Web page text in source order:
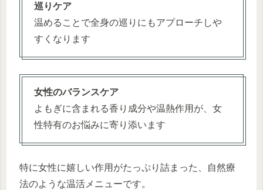
巡りケア
温めることで全身の巡りにもアプローチしや
すくなります
女性のバランスケア
よもぎに含まれる香り成分や温熱作用が、女
性特有のお悩みに寄り添います
特に女性に嬉しい作用がたっぷり詰まった、自然療
法のような温活メニューです。